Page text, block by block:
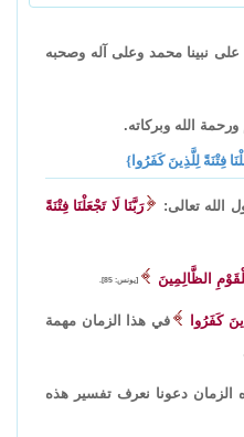
على نبينا محمد وعلى آله وصحبه
ورحمة الله وبركاته.
فِتْنَةً لِلَّذِينَ كَفَرُوا}
الله تعالى:
رَبَّنَا لَا تَجْعَلْنَا فِتْنَةً
الظَّالِمِينَ [يونس: 85].
كَفَرُوا
في هذا الزمان مهمة
الزمان دعونا نعرف تفسير هذه